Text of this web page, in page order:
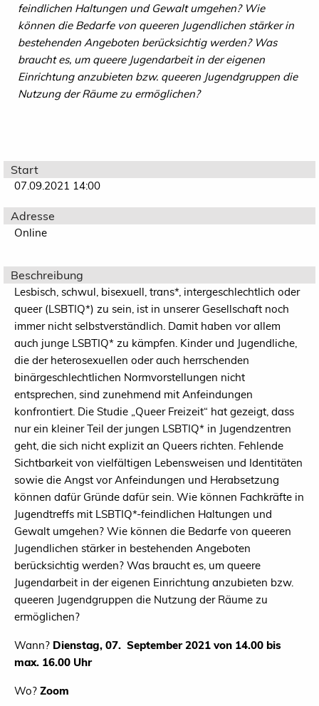
feindlichen Haltungen und Gewalt umgehen? Wie
können die Bedarfe von queeren Jugendlichen stärker in
bestehenden Angeboten berücksichtig werden? Was
braucht es, um queere Jugendarbeit in der eigenen
Einrichtung anzubieten bzw. queeren Jugendgruppen die
Nutzung der Räume zu ermöglichen?
Start
07.09.2021 14:00
Adresse
Online
Beschreibung
Lesbisch, schwul, bisexuell, trans*, intergeschlechtlich oder
queer (LSBTIQ*) zu sein, ist in unserer Gesellschaft noch
immer nicht selbstverständlich. Damit haben vor allem
auch junge LSBTIQ* zu kämpfen. Kinder und Jugendliche,
die der heterosexuellen oder auch herrschenden
binärgeschlechtlichen Normvorstellungen nicht
entsprechen, sind zunehmend mit Anfeindungen
konfrontiert. Die Studie „Queer Freizeit“ hat gezeigt, dass
nur ein kleiner Teil der jungen LSBTIQ* in Jugendzentren
geht, die sich nicht explizit an Queers richten. Fehlende
Sichtbarkeit von vielfältigen Lebensweisen und Identitäten
sowie die Angst vor Anfeindungen und Herabsetzung
können dafür Gründe dafür sein. Wie können Fachkräfte in
Jugendtreffs mit LSBTIQ*-feindlichen Haltungen und
Gewalt umgehen? Wie können die Bedarfe von queeren
Jugendlichen stärker in bestehenden Angeboten
berücksichtig werden? Was braucht es, um queere
Jugendarbeit in der eigenen Einrichtung anzubieten bzw.
queeren Jugendgruppen die Nutzung der Räume zu
ermöglichen?
Wann? Dienstag, 07. September 2021 von 14.00 bis
max. 16.00 Uhr
Wo? Zoom